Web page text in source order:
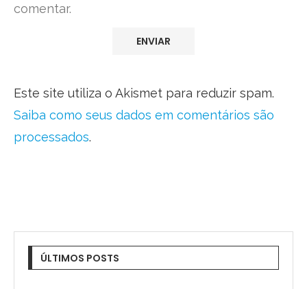
comentar.
Este site utiliza o Akismet para reduzir spam.
Saiba como seus dados em comentários são
processados.
ÚLTIMOS POSTS